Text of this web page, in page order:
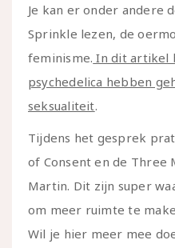
Je kan er onder andere
Sprinkle lezen, de
feminisme. In dit artikel
psychedelica hebben
seksualiteit.
Tijdens het gesprek
of Consent en de Three
Martin. Dit zijn super
om meer ruimte te
Wil je hier meer mee